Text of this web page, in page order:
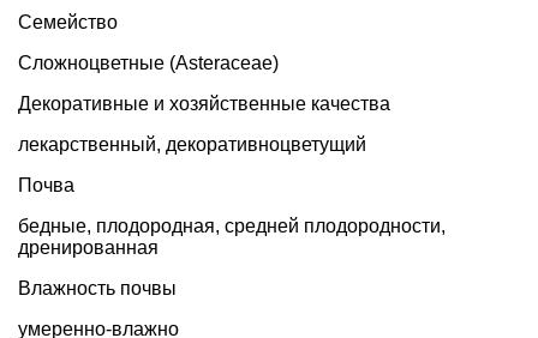
Семейство
Сложноцветные (Asteraceae)
Декоративные и хозяйственные качества
лекарственный, декоративноцветущий
Почва
бедные, плодородная, средней плодородности,
дренированная
Влажность почвы
умеренно-влажно